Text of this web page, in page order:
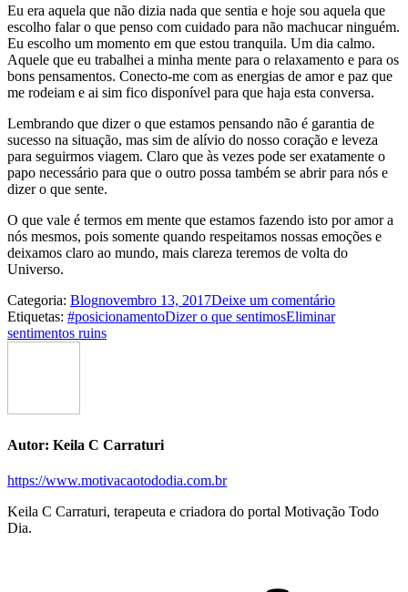
Eu era aquela que não dizia nada que sentia e hoje sou aquela que
escolho falar o que penso com cuidado para não machucar ninguém.
Eu escolho um momento em que estou tranquila. Um dia calmo.
Aquele que eu trabalhei a minha mente para o relaxamento e para os
bons pensamentos. Conecto-me com as energias de amor e paz que
me rodeiam e ai sim fico disponível para que haja esta conversa.
Lembrando que dizer o que estamos pensando não é garantia de
sucesso na situação, mas sim de alívio do nosso coração e leveza
para seguirmos viagem. Claro que às vezes pode ser exatamente o
papo necessário para que o outro possa também se abrir para nós e
dizer o que sente.
O que vale é termos em mente que estamos fazendo isto por amor a
nós mesmos, pois somente quando respeitamos nossas emoções e
deixamos claro ao mundo, mais clareza teremos de volta do
Universo.
Categoria: Blognovembro 13, 2017Deixe um comentário
Etiquetas: #posicionamentoDizer o que sentimosEliminar
sentimentos ruins
Autor: Keila C Carraturi
https://www.motivacaotododia.com.br
Keila C Carraturi, terapeuta e criadora do portal Motivação Todo
Dia.